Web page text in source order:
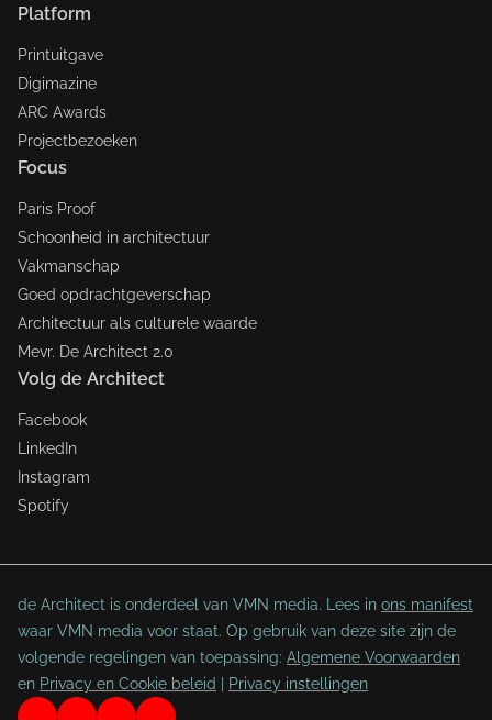
Platform
Printuitgave
Digimazine
ARC Awards
Projectbezoeken
Focus
Paris Proof
Schoonheid in architectuur
Vakmanschap
Goed opdrachtgeverschap
Architectuur als culturele waarde
Mevr. De Architect 2.0
Volg de Architect
Facebook
LinkedIn
Instagram
Spotify
de Architect is onderdeel van VMN media. Lees in ons manifest
waar VMN media voor staat. Op gebruik van deze site zijn de
volgende regelingen van toepassing: Algemene Voorwaarden
en Privacy en Cookie beleid Privacy instellingen